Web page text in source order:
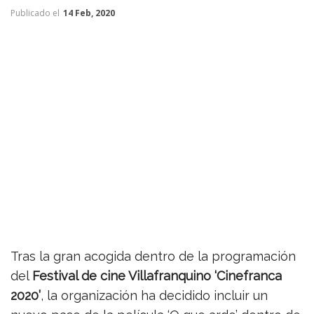
Publicado el 14 Feb, 2020
Tras la gran acogida dentro de la programación
del Festival de cine Villafranquino ‘Cinefranca
2020’, la organización ha decidido incluir un